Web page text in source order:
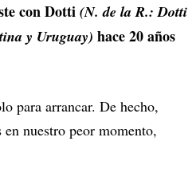
con Dotti(N. de la R.: Dotti
y Uruguay) hace 20 años
para arrancar. De hecho,
nuestro peor momento,